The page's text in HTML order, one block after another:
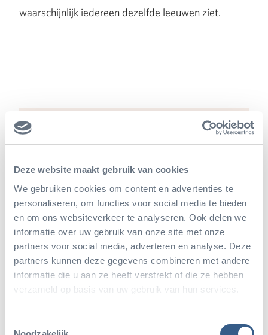
Deze website maakt gebruik van cookies
We gebruiken cookies om content en advertenties te
personaliseren, om functies voor social media te bieden
en om ons websiteverkeer te analyseren. Ook delen we
informatie over uw gebruik van onze site met onze
partners voor social media, adverteren en analyse. Deze
partners kunnen deze gegevens combineren met andere
informatie die u aan ze heeft verstrekt of die ze hebben
verzameld op basis van uw gebruik van hun services.
waarschijnlijk iedereen dezelfde leeuwen ziet.
Lees meer over: Leeuw